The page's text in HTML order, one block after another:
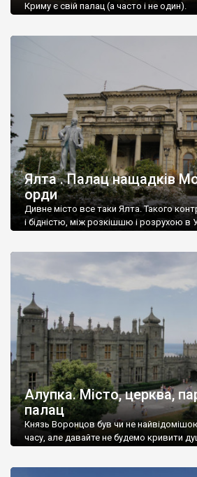
Криму є свій палац (а часто і не один).
Ялта . Палац нащадків
орди
Дивне місто все таки Ялта. Такого
і бідністю, між розкішшю і розрухою в
Алупка. Місто, церква,
палац
Князь Воронцов був чи не
часу, але давайте не будемо кривити